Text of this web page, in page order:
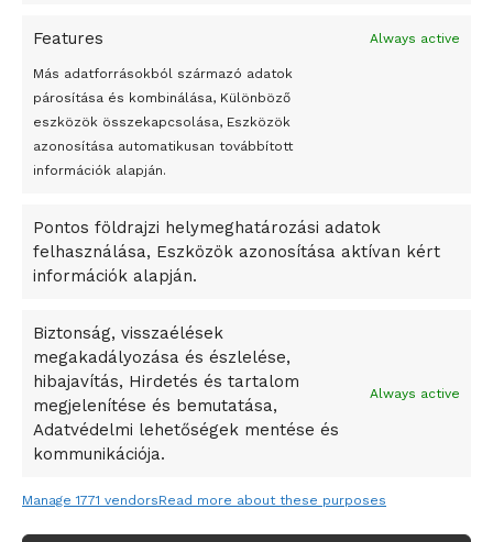
Features Always active
Más adatforrásokból származó adatok
párosítása és kombinálása, Különböző
eszközök összekapcsolása, Eszközök
azonosítása automatikusan továbbított
információk alapján.
Pontos földrajzi helymeghatározási adatok
felhasználása, Eszközök azonosítása aktívan kért
információk alapján.
Biztonság, visszaélések
megakadályozása és észlelése,
hibajavítás, Hirdetés és tartalom
megjelenítése és bemutatása,
Adatvédelmi lehetőségek mentése és
kommunikációja.
Always active
Manage 1771 vendorsRead more about these purposes
Peking – A visegrádi országok zsidó kulturális örökségét
bemutató fotókiállítás nyílt
Megveszi az osztrák Wienerberger az amerikai Meridian
Bricket
A Startup Campus egyetemi programjainak legjobbjai az
A Ringo Starr új albummal jelentkezik
A Vajdasági Magyar Szövetség államtitkárait kinevezték
Dzsingisz kán hódító hadjárata okozta
Kuramagomedov ötödik, Muszukajev elődöntős – Birkózó
világkupa